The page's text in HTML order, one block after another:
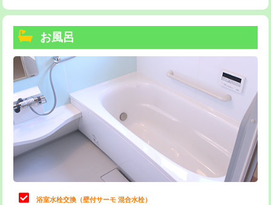
トーラー機使用/3mまで
追加トーラー機使用/3m超え
カメラ調査 33,000円
桝清掃 8,800円
止水・漏水調査・防水処理・清掃・修
理・調整・分解・加工など（軽作業）
止水・漏水調査・防水処理・清掃・修
理・調整・分解・加工など（中作業）
22,000円
お風呂
浴室水栓交換（壁付サーモ 混合水栓）